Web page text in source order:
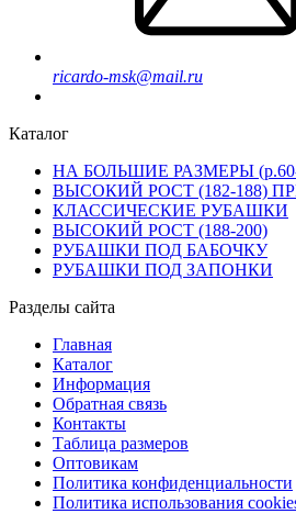
ricardo-msk@mail.ru
Каталог
НА БОЛЬШИЕ РАЗМЕРЫ
ВЫСОКИЙ РОСТ (182-188)
КЛАССИЧЕСКИЕ РУБАШКИ
ВЫСОКИЙ РОСТ (188-200)
РУБАШКИ ПОД БАБОЧКУ
РУБАШКИ ПОД ЗАПОНКИ
Разделы сайта
Главная
Каталог
Информация
Обратная связь
Контакты
Таблица размеров
Оптовикам
Политика конфиденциальности
Политика использования